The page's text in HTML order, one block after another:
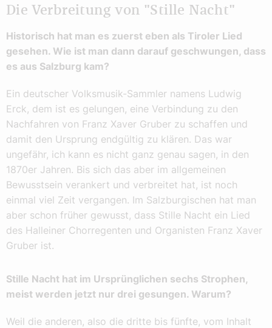
Die Verbreitung von "Stille Nacht"
Historisch hat man es zuerst eben als Tiroler Lied
gesehen. Wie ist man dann darauf geschwungen, dass
es aus Salzburg kam?
Ein deutscher Volksmusik-Sammler namens Ludwig
Erck, dem ist es gelungen, eine Verbindung zu den
Nachfahren von Franz Xaver Gruber zu schaffen und
damit den Ursprung endgültig zu klären. Das war
ungefähr, ich kann es nicht ganz genau sagen, in den
1870er Jahren. Bis sich das aber im allgemeinen
Bewusstsein verankert und verbreitet hat, ist noch
einmal viel Zeit vergangen. Im Salzburgischen hat man
aber schon früher gewusst, dass Stille Nacht ein Lied
des Halleiner Chorregenten und Organisten Franz Xaver
Gruber ist.
Stille Nacht hat im Ursprünglichen sechs Strophen,
meist werden jetzt nur drei gesungen. Warum?
Weil die anderen, also die dritte bis fünfte, vom Inhalt